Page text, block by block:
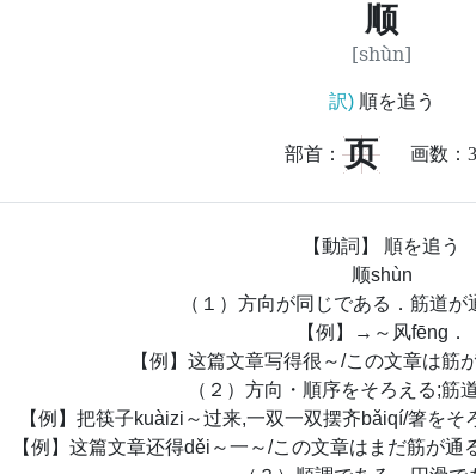
顺
[shùn]
訳)順を追う
部首： 页 画数： 3
【動詞】 順を追う
顺shùn
（１）方向が同じである．筋道が
【例】→～风fēng．
【例】这篇文章写得很～/この文章は筋
（２）方向・順序をそろえる;筋
【例】把筷子kuàizi～过来,一双一双摆齐bǎiqí/箸をそ
【例】这篇文章还得děi～一～/この文章はまだ筋が通